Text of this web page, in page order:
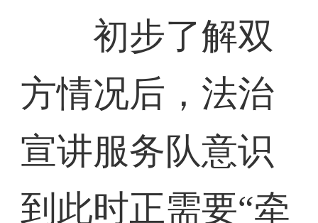
初步了解双
方情况后，法治
宣讲服务队意识
到此时正需要“牵